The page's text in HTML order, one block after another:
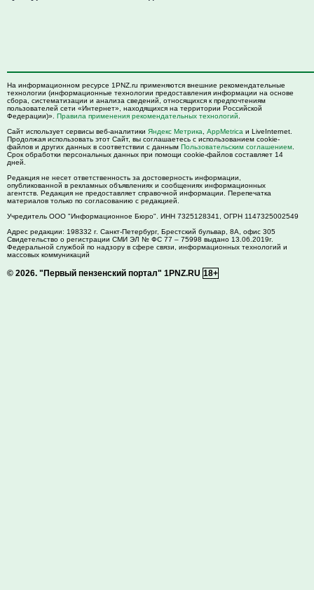
На информационном ресурсе 1PNZ.ru применяются внешние рекомендательные
технологии (информационные технологии предоставления информации на основе
сбора, систематизации и анализа сведений, относящихся к предпочтениям
пользователей сети «Интернет», находящихся на территории Российской
Федерации)». Правила применения рекомендательных технологий
Сайт использует сервисы веб-аналитики Яндекс Метрика AppMetrica и LiveInternet.
Продолжая использовать этот Сайт, вы соглашаетесь с использованием cookie-
файлов и других данных в соответствии с данным Пользовательским соглашением
Срок обработки персональных данных при помощи cookie-файлов составляет 14
дней.
Редакция не несет ответственность за достоверность информации,
опубликованной в рекламных объявлениях и сообщениях информационных
агентств. Редакция не предоставляет справочной информации. Перепечатка
материалов только по согласованию с редакцией.
Учредитель ООО "Информационное Бюро". ИНН 7325128341, ОГРН 1147325002549
Адрес редакции: 198332 г. Санкт-Петербург, Брестский бульвар, 8А, офис 305
Свидетельство о регистрации СМИ ЭЛ № ФС 77 – 75998 выдано 13.06.2019г.
Федеральной службой по надзору в сфере связи, информационных технологий и
массовых коммуникаций
© 2026. "Первый пензенский портал" 1PNZ.RU 18+